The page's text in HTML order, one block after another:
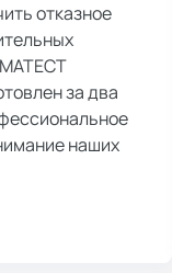
отказное
за два
наших